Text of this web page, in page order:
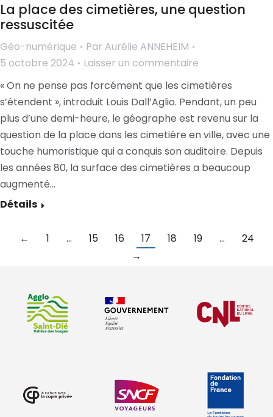
La place des cimetières, une question
ressuscitée
Géo-numérique Par Aurélie ANNEHEIM
5 octobre 2024
Laisser un commentaire
« On ne pense pas forcément que les cimetières
s’étendent », introduit Louis Dall’Aglio. Pendant, un peu
plus d’une demi-heure, le géographe est revenu sur la
question de la place dans les cimetière en ville, avec une
touche humoristique qui a conquis son auditoire. Depuis
les années 80, la surface des cimetières a beaucoup
augmenté…
Détails
← 1 … 15 16 17 18 19 …
24
→